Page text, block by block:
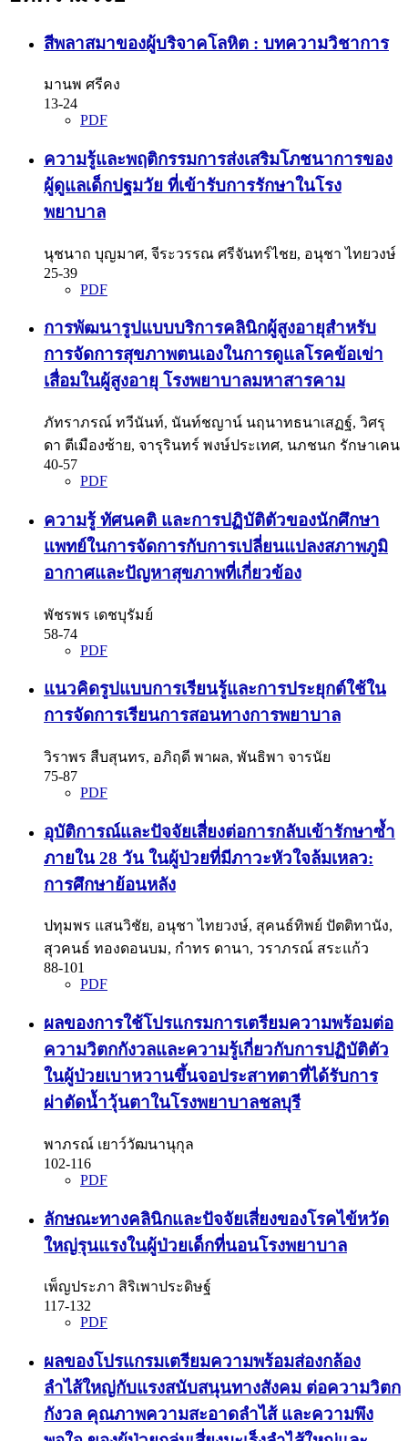
สีพลาสมาของผู้บริจาคโลหิต : บทความวิชาการ
มานพ ศรีคง
13-24
PDF
ความรู้และพฤติกรรมการส่งเสริมโภชนาการของ
ผู้ดูแลเด็กปฐมวัย ที่เข้ารับการรักษาในโรง
พยาบาล
นุชนาถ บุญมาศ, จีระวรรณ ศรีจันทร์ไชย, อนุชา ไทยวงษ์
25-39
PDF
การพัฒนารูปแบบบริการคลินิกผู้สูงอายุสำหรับ
การจัดการสุขภาพตนเองในการดูแลโรคข้อเข่า
เสื่อมในผู้สูงอายุ โรงพยาบาลมหาสารคาม
ภัทราภรณ์ ทวีนันท์, นันท์ชญาน์ นฤนาทธนาเสฏฐ์, วิศรุ
ดา ตีเมืองซ้าย, จารุรินทร์ พงษ์ประเทศ, นภชนก รักษาเคน
40-57
PDF
ความรู้ ทัศนคติ และการปฏิบัติตัวของนักศึกษา
แพทย์ในการจัดการกับการเปลี่ยนแปลงสภาพภูมิ
อากาศและปัญหาสุขภาพที่เกี่ยวข้อง
พัชรพร เดชบุรัมย์
58-74
PDF
แนวคิดรูปแบบการเรียนรู้และการประยุกต์ใช้ใน
การจัดการเรียนการสอนทางการพยาบาล
วิราพร สืบสุนทร, อภิฤดี พาผล, พันธิพา จารนัย
75-87
PDF
อุบัติการณ์และปัจจัยเสี่ยงต่อการกลับเข้ารักษาซ้ำ
ภายใน 28 วัน ในผู้ป่วยที่มีภาวะหัวใจล้มเหลว:
การศึกษาย้อนหลัง
ปทุมพร แสนวิชัย, อนุชา ไทยวงษ์, สุคนธ์ทิพย์ ปัตติทานัง,
สุวคนธ์ ทองดอนบม, กำทร ดานา, วราภรณ์ สระแก้ว
88-101
PDF
ผลของการใช้โปรแกรมการเตรียมความพร้อมต่อ
ความวิตกกังวลและความรู้เกี่ยวกับการปฏิบัติตัว
ในผู้ป่วยเบาหวานขึ้นจอประสาทตาที่ได้รับการ
ผ่าตัดน้ำวุ้นตาในโรงพยาบาลชลบุรี
พาภรณ์ เยาว์วัฒนานุกุล
102-116
PDF
ลักษณะทางคลินิกและปัจจัยเสี่ยงของโรคไข้หวัด
ใหญ่รุนแรงในผู้ป่วยเด็กที่นอนโรงพยาบาล
เพ็ญประภา สิริเพาประดิษฐ์
117-132
PDF
ผลของโปรแกรมเตรียมความพร้อมส่องกล้อง
ลำไส้ใหญ่กับแรงสนับสนุนทางสังคม ต่อความวิตก
กังวล คุณภาพความสะอาดลำไส้ และความพึง